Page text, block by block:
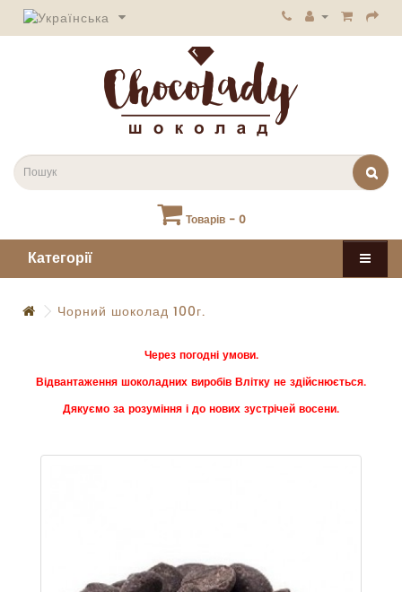
Товарів - 0
Категорії
Чорний шоколад 100г.
Через погодні умови.
Відвантаження шоколадних виробів Влітку не здійснюється.
Дякуємо за розуміння і до нових зустрічей восени.